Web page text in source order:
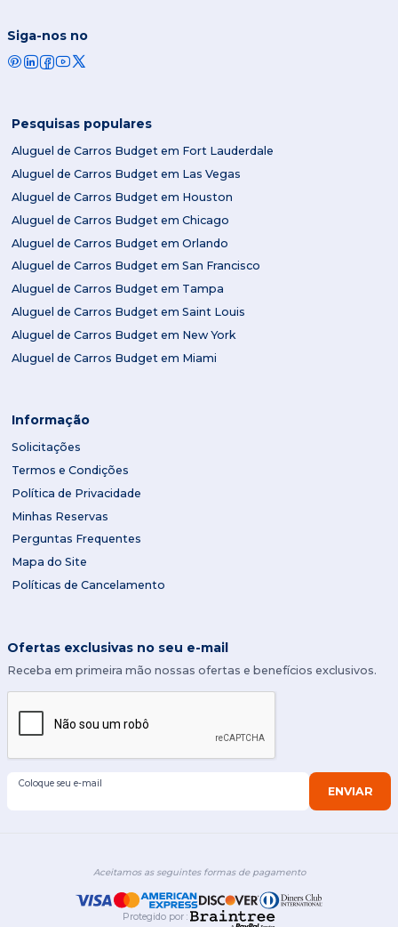
Siga-nos no
Pesquisas populares
Aluguel de Carros Budget em Fort Lauderdale
Aluguel de Carros Budget em Las Vegas
Aluguel de Carros Budget em Houston
Aluguel de Carros Budget em Chicago
Aluguel de Carros Budget em Orlando
Aluguel de Carros Budget em San Francisco
Aluguel de Carros Budget em Tampa
Aluguel de Carros Budget em Saint Louis
Aluguel de Carros Budget em New York
Aluguel de Carros Budget em Miami
Informação
Solicitações
Termos e Condições
Política de Privacidade
Minhas Reservas
Perguntas Frequentes
Mapa do Site
Políticas de Cancelamento
Ofertas exclusivas no seu e-mail
Receba em primeira mão nossas ofertas e benefícios exclusivos.
Coloque seu e-mail
ENVIAR
Aceitamos as seguintes formas de pagamento
Protegido por :